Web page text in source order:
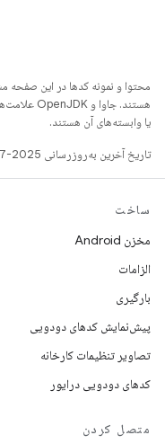
محتوا و نمونه کدها در این صفحه
یا وابسته‌های آن هستند.
تاریخ آخرین به‌روزرسانی 2025-07-29 به‌وقت ساعت هماهنگ جهانی.
ساخت
مخزن Android
الزامات
بارگیری
پیش‌نمایش کدهای دودویی
تصاویر تنظیمات کارخانه
کدهای دودویی درایور
متصل کردن